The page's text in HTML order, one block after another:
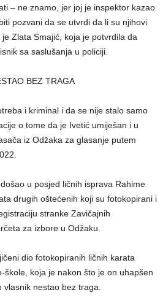
– ne znamo, jer joj je inspektor kazao
pozvani da se utvrdi da li su njihovi
Zlata Smajić, koja je potvrdila da
sa saslušanja u policiji.
BEZ TRAGA
i kriminal i da se nije stalo samo
o tome da je Ivetić umiješan i u
iz Odžaka za glasanje putem
u posjed ličnih isprava Rahime
drugih oštećenih koji su fotokopirani i
stranke Zavičajnih
za izbore u Odžaku.
dio fotokopiranih ličnih karata
škole, koja je nakon što je on uhapšen
nestao bez traga.